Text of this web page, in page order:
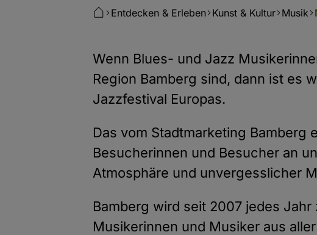
Musik
Kunst & Kultur
Entdecken & Erleben
Wenn Blues- und Jazz
Region Bamberg sind, dann ist es
Jazzfestival Europas.
Das vom Stadtmarketing Bamberg
Besucherinnen und Besucher an
Atmosphäre und unvergesslicher
Bamberg wird seit 2007 jedes
Musikerinnen und Musiker aus